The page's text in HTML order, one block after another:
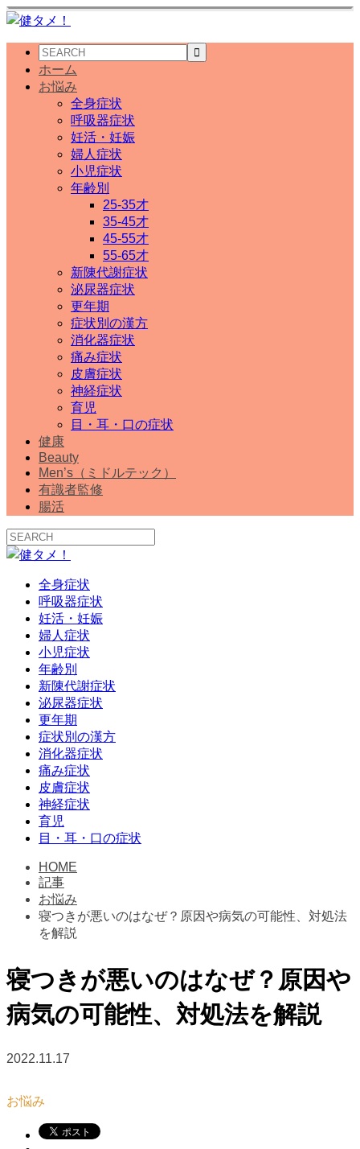
ホーム
お悩み
全身症状
呼吸器症状
妊活・妊娠
婦人症状
小児症状
年齢別
25-35才
35-45才
45-55才
55-65才
新陳代謝症状
泌尿器症状
更年期
症状別の漢方
消化器症状
痛み症状
皮膚症状
神経症状
育児
目・耳・口の症状
健康
Beauty
Men’s（ミドルテック）
有識者監修
腸活
全身症状
呼吸器症状
妊活・妊娠
婦人症状
小児症状
年齢別
新陳代謝症状
泌尿器症状
更年期
症状別の漢方
消化器症状
痛み症状
皮膚症状
神経症状
育児
目・耳・口の症状
HOME
記事
お悩み
寝つきが悪いのはなぜ？原因や病気の可能性、対処法
を解説
寝つきが悪いのはなぜ？原因や
病気の可能性、対処法を解説
2022.11.17
お悩み